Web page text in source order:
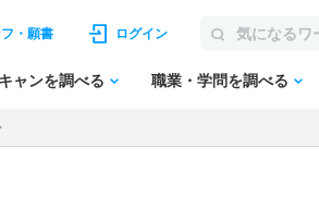
・願書 ログイン
ャンを調べる 職業・学問を調べる